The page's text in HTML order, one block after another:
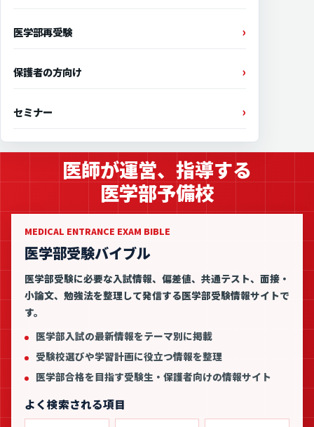
医学部再受験
保護者の方向け
セミナー
医師が運営、指導する
医学部予備校
MEDICAL ENTRANCE EXAM BIBLE
医学部受験バイブル
医学部受験に必要な入試情報、偏差値、共通テスト、面接・
小論文、勉強法を整理して発信する医学部受験情報サイトで
す。
医学部入試の最新情報をテーマ別に掲載
受験校選びや学習計画に役立つ情報を整理
医学部合格を目指す受験生・保護者向けの情報サイト
よく検索される項目